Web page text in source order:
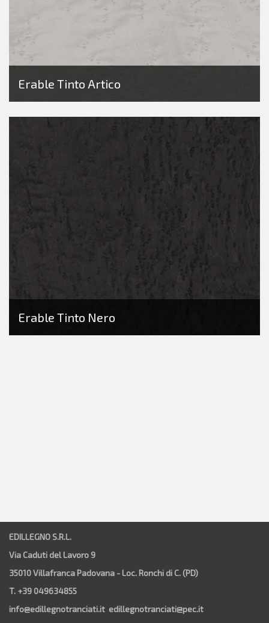
Erable Tinto Artico
Erable Tinto Nero
EDILLEGNO S.R.L.
Via Caduti del Lavoro 9
35010 Villafranca Padovana - Loc. Ronchi di C. (PD)
T. +39 049634855
info@edillegnotranciati.it edillegnotranciati@pec.it